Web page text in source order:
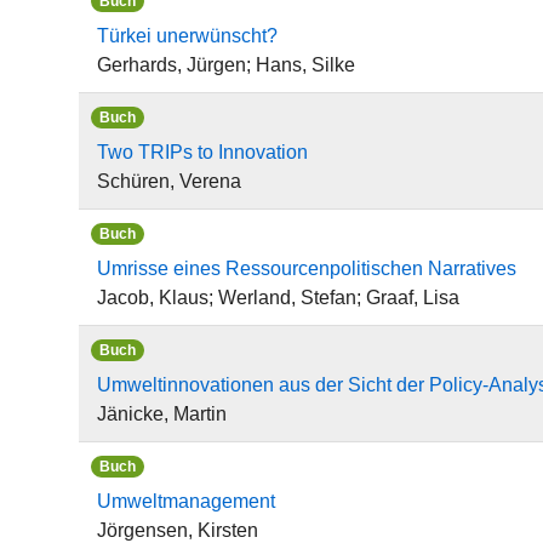
Türkei unerwünscht?
Gerhards, Jürgen; Hans, Silke
Buch
Two TRIPs to Innovation
Schüren, Verena
Buch
Umrisse eines Ressourcenpolitischen Narratives
Jacob, Klaus; Werland, Stefan; Graaf, Lisa
Buch
Umweltinnovationen aus der Sicht der Policy-
Jänicke, Martin
Buch
Umweltmanagement
Jörgensen, Kirsten